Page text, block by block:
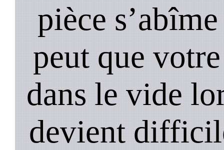
pièce
peut que
dans le vide
devient